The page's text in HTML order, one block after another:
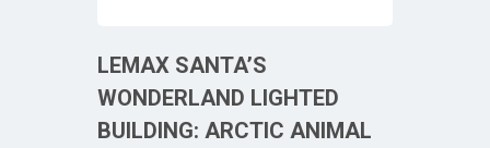
LEMAX SANTA’S
WONDERLAND LIGHTED
BUILDING: ARCTIC ANIMAL